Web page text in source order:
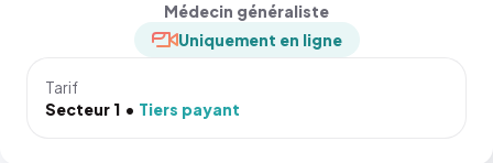
Médecin généraliste
Uniquement en ligne
Tarif
Secteur 1
Tiers payant